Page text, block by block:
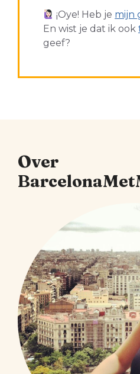
¡Oye! Heb je mijn
En wist je dat ik ook
geef?
Over